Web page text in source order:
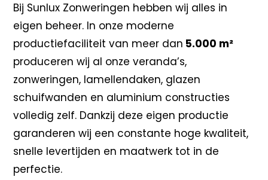
Bij Sunlux Zonweringen hebben wij alles in
eigen beheer. In onze moderne
productiefaciliteit van meer dan 5.000 m²
produceren wij al onze veranda’s,
zonweringen, lamellendaken, glazen
schuifwanden en aluminium constructies
volledig zelf. Dankzij deze eigen productie
garanderen wij een constante hoge kwaliteit,
snelle levertijden en maatwerk tot in de
perfectie.